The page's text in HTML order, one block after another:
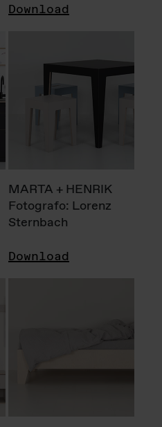
Download
MARTA + HENRIK
Fotografo: Lorenz
Sternbach
Download